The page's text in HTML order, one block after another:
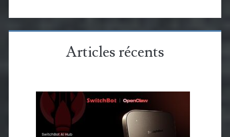
Articles récents